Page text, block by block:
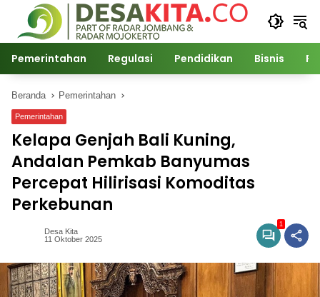
Langsung
konten
Pemerintahan Regulasi Pendidikan Bisnis
Beranda Pemerintahan
Pemerintahan
Kelapa Genjah Bali Kuning,
Andalan Pemkab Banyumas
Percepat Hilirisasi Komoditas
Perkebunan
Desa Kita
11 Oktober 2025
1